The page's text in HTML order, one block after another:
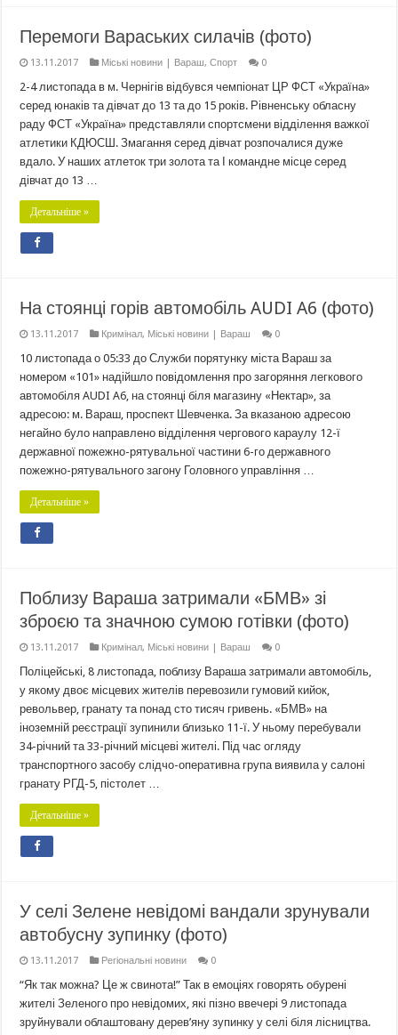
Перемоги Вараських силачів (фото)
13.11.2017 Міські новини | Вараш,Спорт 0
2-4 листопада в м. Чернігів відбувся чемпіонат ЦР ФСТ «Україна»
серед юнаків та дівчат до 13 та до 15 років. Рівненську обласну
раду ФСТ «Україна» представляли спортсмени відділення важкої
атлетики КДЮСШ. Змагання серед дівчат розпочалися дуже
вдало. У наших атлеток три золота та І командне місце серед
дівчат до 13 …
Детальніше »
На стоянці горів автомобіль AUDI A6 (фото)
13.11.2017 Кримінал, Міські новини | Вараш 0
10 листопада о 05:33 до Служби порятунку міста Вараш за
номером «101» надійшло повідомлення про загоряння легкового
автомобіля AUDI A6, на стоянці біля магазину «Нектар», за
адресою: м. Вараш, проспект Шевченка. За вказаною адресою
негайно було направлено відділення чергового караулу 12-ї
державної пожежно-рятувальної частини 6-го державного
пожежно-рятувального загону Головного управління …
Детальніше »
Поблизу Вараша затримали «БМВ» зі
зброєю та значною сумою готівки (фото)
13.11.2017 Кримінал, Міські новини | Вараш 0
Поліцейські, 8 листопада, поблизу Вараша затримали автомобіль,
у якому двоє місцевих жителів перевозили гумовий кийок,
револьвер, гранату та понад сто тисяч гривень. «БМВ» на
іноземній реєстрації зупинили близько 11-ї. У ньому перебували
34-річний та 33-річний місцеві жителі. Під час огляду
транспортного засобу слідчо-оперативна група виявила у салоні
гранату РГД-5, пістолет …
Детальніше »
У селі Зелене невідомі вандали зрунували
автобусну зупинку (фото)
13.11.2017 Регіональні новини 0
“Як так можна? Це ж свинота!” Так в емоціях говорять обурені
жителі Зеленого про невідомих, які пізно ввечері 9 листопада
зруйнували облаштовану дерев’яну зупинку у селі біля лісництва.